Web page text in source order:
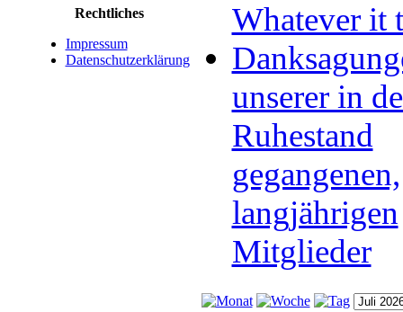
Rechtliches
Impressum
Datenschutzerklärung
Whatever it
unserer in
Ruhestand
gegangenen,
langjährigen
Mitglieder